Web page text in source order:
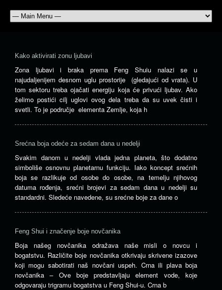
Kako aktivirati zonu ljubavi
Zona ljubavi i braka prema Feng Shuiu nalazi se u
najudaljenijem desnom uglu prostorije (gledajući od vrata). U
tom sektoru treba ojačati energiju koja će privući ljubav. Ako
želimo postići cilj uglovi ovog dela treba da su uvek čisti i
svetli. To je područje elementa Zemlje, koja h
Srećna boja odeće za sedam dana u nedelji
Svakim danom u nedelji vlada jedna planeta, što dodatno
simboliše osnovnu planetarnu funkciju. Iako koncept srećnih
boja se razlikuje od osobe do osobe, na temelju njihovog
datuma rođenja, srećni brojevi za sedam dana u nedelji su
standardni. Sledeće navedene, su srećne boje za dane o
Feng Shui i značenje boje novčanika
Boja našeg novčanika odražava naše misli o novcu i
bogatstvu. Različite boje novčanika otkrivaju skrivene izazove
koji mogu sabotirati naš novčani uspeh. Crna ili plava boja
novčanika – Ove boje predstavljaju element vode, koje
odgovaraju trigramu bogatstva u Feng Shui-u. Crna b